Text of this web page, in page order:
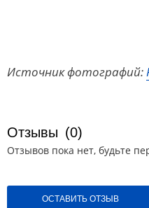
Источник фотографий:
Отзывы (0)
Отзывов пока нет, будьте
ОСТАВИТЬ ОТЗЫВ